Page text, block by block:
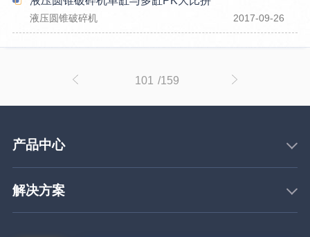
液压圆锥破碎机 2017-09-26
101 /159
产品中心
解决方案